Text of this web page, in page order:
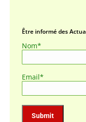
Être informé des
Nom*
Email*